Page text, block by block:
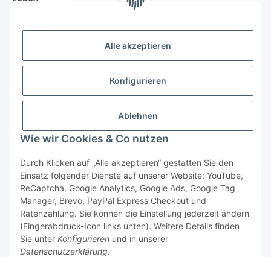
Alle akzeptieren
Konfigurieren
Ablehnen
Wie wir Cookies & Co nutzen
Durch Klicken auf „Alle akzeptieren“ gestatten Sie den
Einsatz folgender Dienste auf unserer Website: YouTube,
ReCaptcha, Google Analytics, Google Ads, Google Tag
Manager, Brevo, PayPal Express Checkout und
Ratenzahlung. Sie können die Einstellung jederzeit ändern
(Fingerabdruck-Icon links unten). Weitere Details finden
Sie unter Konfigurieren und in unserer
Datenschutzerklärung.
Rechtliches
Vertrag widerrufen
* Alle Preise inkl. gesetzlicher USt., zzgl.